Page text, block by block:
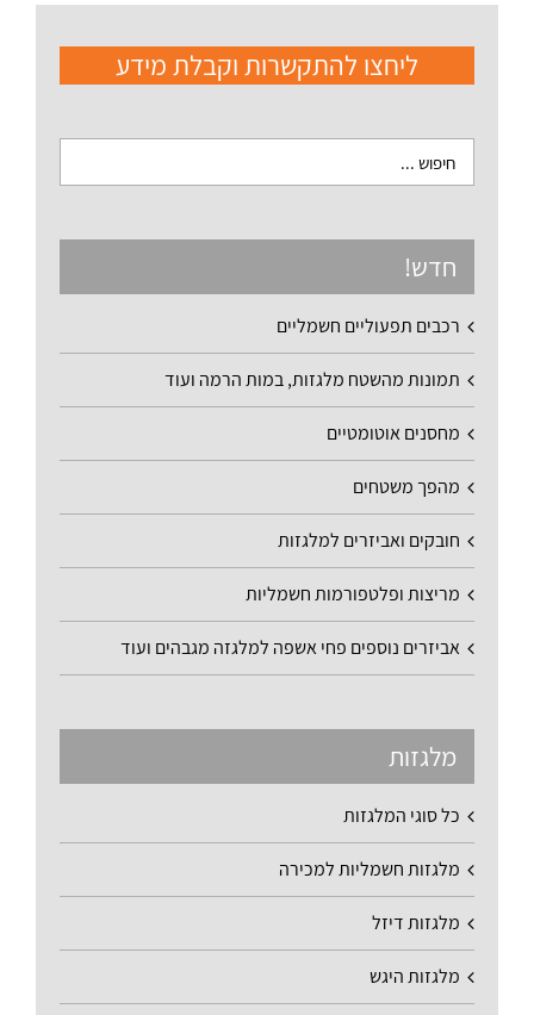
ליחצו להתקשרות וקבלת מידע
חדש!
רכבים תפעוליים חשמליים
תמונות מהשטח מלגזות, במות הרמה ועוד
מחסנים אוטומטיים
מהפך משטחים
חובקים ואביזרים למלגזות
מריצות ופלטפורמות חשמליות
אביזרים נוספים פחי אשפה למלגזה מגבהים ועוד
מלגזות
כל סוגי המלגזות
מלגזות חשמליות למכירה
מלגזות דיזל
מלגזות היגש